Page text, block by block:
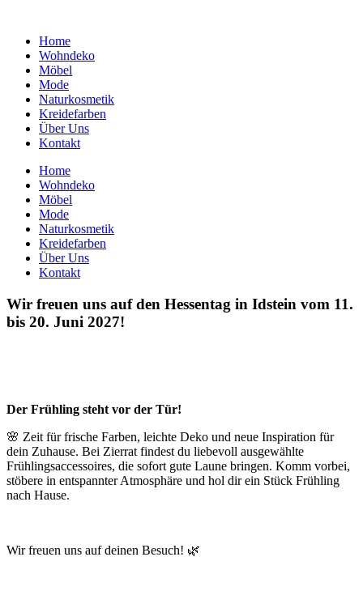
Home
Wohndeko
Möbel
Mode
Naturkosmetik
Kreidefarben
Über Uns
Kontakt
Home
Wohndeko
Möbel
Mode
Naturkosmetik
Kreidefarben
Über Uns
Kontakt
Wir freuen uns auf den Hessentag in Idstein vom 11.
bis 20. Juni 2027!
Der Frühling steht vor der Tür!
🌸 Zeit für frische Farben, leichte Deko und neue Inspiration für
dein Zuhause. Bei Zierrat findest du liebevoll ausgewählte
Frühlingsaccessoires, die sofort gute Laune bringen. Komm vorbei,
stöbere in entspannter Atmosphäre und hol dir ein Stück Frühling
nach Hause.
Wir freuen uns auf deinen Besuch! 🌿